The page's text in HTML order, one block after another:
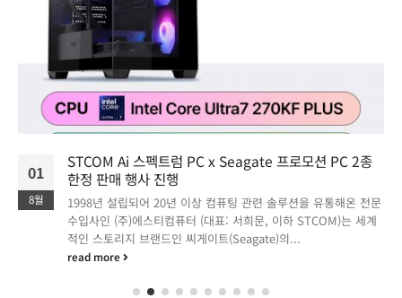
01
8월
STCOM Ai 스펙트럼 PC x Seagate 프로모션 PC 2종
한정 판매 행사 진행
1998년 설립되어 20년 이상 컴퓨팅 관련 솔루션을 유통해온 전문
수입사인 (주)에스티컴퓨터 (대표: 서희문, 이하 STCOM)는 세계
적인 스토리지 브랜드인 씨게이트(Seagate)의...
read more